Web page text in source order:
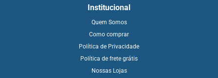
Institucional
Quem Somos
Como comprar
Política de Privacidade
Política de frete grátis
Nossas Lojas